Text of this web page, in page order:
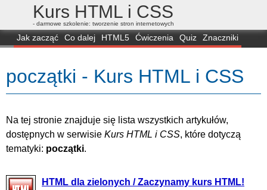
Kurs HTML i CSS
- darmowe szkolenie: tworzenie stron internetowych
Jak zacząć Co dalej HTML5 Ćwiczenia Quiz
Znaczniki
FAQ
Przeglądarki Mapa FORUM
początki - Kurs HTML i CSS
Na tej stronie znajduje się lista wszystkich artykułów,
dostępnych w serwisie Kurs HTML i CSS, które dotyczą
tematyki: początki.
HTML dla zielonych / Zaczynamy kurs HTML!